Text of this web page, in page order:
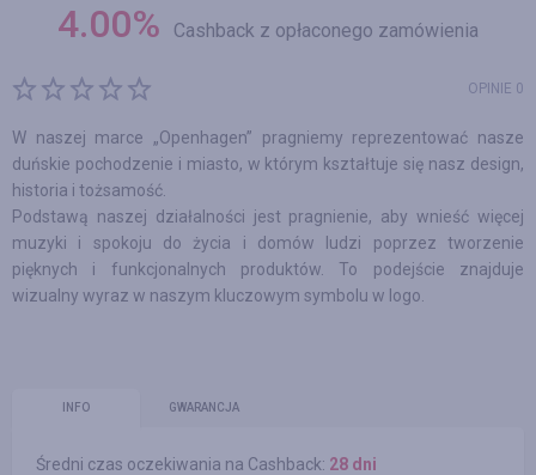
4.00% Cashback z opłaconego zamówienia
OPINIE 0
W naszej marce „Openhagen” pragniemy reprezentować nasze
duńskie pochodzenie i miasto, w którym kształtuje się nasz design,
historia i tożsamość.
Podstawą naszej działalności jest pragnienie, aby wnieść więcej
muzyki i spokoju do życia i domów ludzi poprzez tworzenie
pięknych i funkcjonalnych produktów. To podejście znajduje
wizualny wyraz w naszym kluczowym symbolu w logo.
INFO GWARANCJA
Średni czas oczekiwania na Cashback: 28 dni